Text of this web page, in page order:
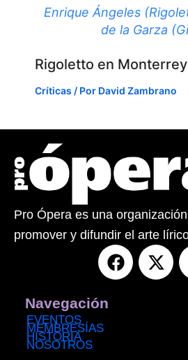
Enrique Ángeles
de la Garza
Rigoletto en Monterrey
Críticas / Por David Zambrano
Pro Ópera es una
promover y difundir el arte
F
a
X
-
Navegación
EVENTOS
MEMBRESÍAS
HISTORIA
NOSOTROS